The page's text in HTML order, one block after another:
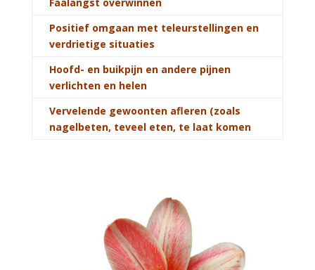
Faalangst overwinnen
Positief omgaan met teleurstellingen en
verdrietige situaties
Hoofd- en buikpijn en andere pijnen
verlichten en helen
Vervelende gewoonten afleren (zoals
nagelbeten, teveel eten, te laat komen